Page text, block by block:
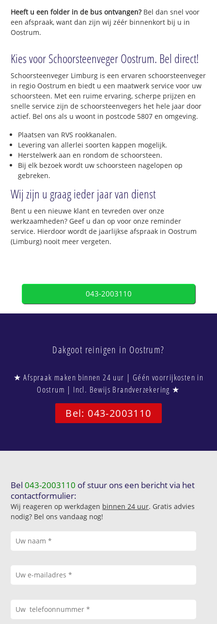
Heeft u een folder in de bus ontvangen?Bel dan snel voor
een afspraak, want dan zijn wij zéér binnenkort bij u in
Oostrum.
Kies voor Schoorsteenveger Oostrum. Bel direct!
Schoorsteenveger Limburg is een ervaren schoorsteenveger
in regio Oostrum en biedt u een maatwerk service voor uw
schoorsteen. Met een ruime ervaring, scherpe prijzen en
snelle service zijn de schoorsteenvegers het hele jaar door
actief. Bel ons als u woont in postcode 5807 en omgeving.
Plaatsen van RVS rookkanalen.
Levering van allerlei soorten kappen mogelijk.
Herstelwerk aan en rondom de schoorsteen.
Bij elk bezoek wordt uw schoorsteen nagelopen op
gebreken.
Wij zijn u graag ieder jaar van dienst
Bent u een nieuwe klant en tevreden over onze
werkzaamheden? Geef u dan op voor onze reminder
service. Hierdoor wordt de jaarlijkse afspraak in Oostrum
(Limburg) nooit meer vergeten.
043-2003110
Dakgoot reinigen in Oostrum?
★ Afspraak maken binnen 24 uur | Géén voorrijkosten in
Oostrum | Incl. Bewijs Brandverzekering ★
Bel: 043-2003110
Bel043-2003110 of stuur ons een bericht via het
contactformulier:
Wij reageren op werkdagen binnen 24 uur. Gratis advies
nodig? Bel ons vandaag nog!